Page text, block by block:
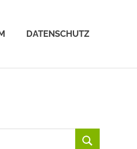
DATENSCHUTZ
SUCHEN